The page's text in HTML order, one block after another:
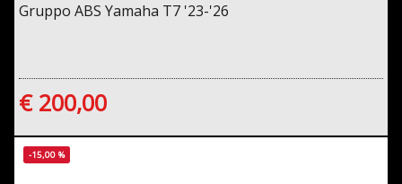
Gruppo ABS Yamaha T7 '23-'26
€ 200,00
-15,00 %